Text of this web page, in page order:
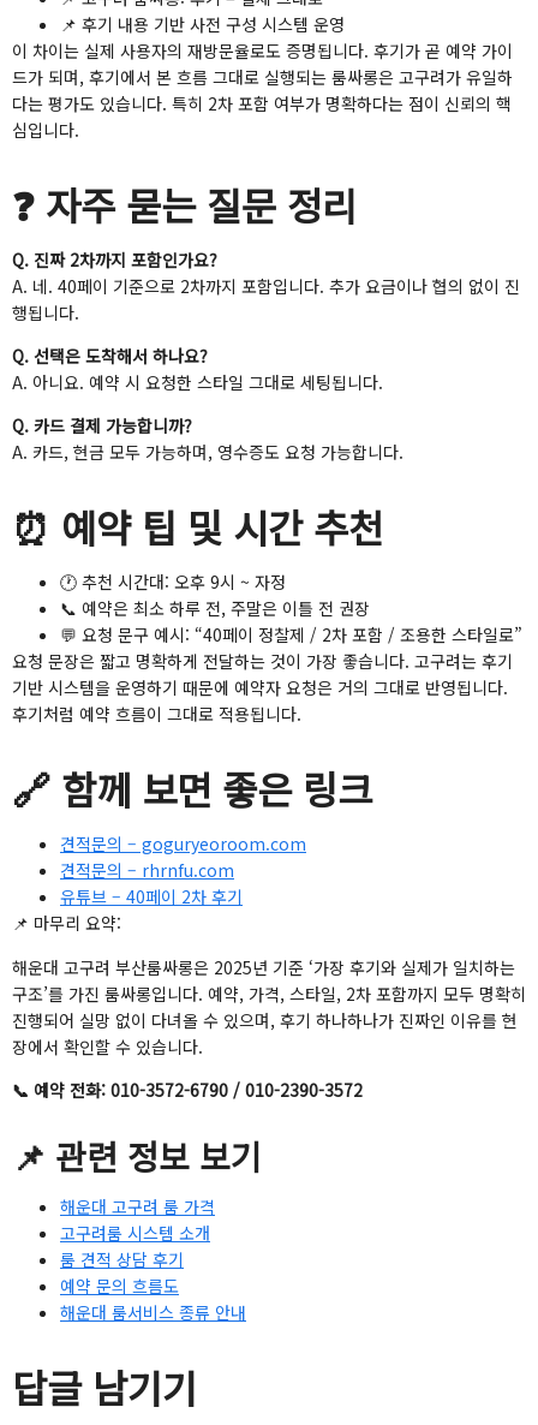
📌 후기 내용 기반 사전 구성 시스템 운영
이 차이는 실제 사용자의 재방문율로도 증명됩니다. 후기가 곧 예약 가이
드가 되며, 후기에서 본 흐름 그대로 실행되는 룸싸롱은 고구려가 유일하
다는 평가도 있습니다. 특히 2차 포함 여부가 명확하다는 점이 신뢰의 핵
심입니다.
❓ 자주 묻는 질문 정리
Q. 진짜 2차까지 포함인가요?
A. 네. 40페이 기준으로 2차까지 포함입니다. 추가 요금이나 협의 없이 진
행됩니다.
Q. 선택은 도착해서 하나요?
A. 아니요. 예약 시 요청한 스타일 그대로 세팅됩니다.
Q. 카드 결제 가능합니까?
A. 카드, 현금 모두 가능하며, 영수증도 요청 가능합니다.
⏰ 예약 팁 및 시간 추천
🕐 추천 시간대: 오후 9시 ~ 자정
📞 예약은 최소 하루 전, 주말은 이틀 전 권장
💬 요청 문구 예시: “40페이 정찰제 / 2차 포함 / 조용한 스타일로”
요청 문장은 짧고 명확하게 전달하는 것이 가장 좋습니다. 고구려는 후기
기반 시스템을 운영하기 때문에 예약자 요청은 거의 그대로 반영됩니다.
후기처럼 예약 흐름이 그대로 적용됩니다.
🔗 함께 보면 좋은 링크
견적문의 – goguryeoroom.com
견적문의 – rhrnfu.com
유튜브 – 40페이 2차 후기
📌 마무리 요약:
해운대 고구려 부산룸싸롱은 2025년 기준 ‘가장 후기와 실제가 일치하는
구조’를 가진 룸싸롱입니다. 예약, 가격, 스타일, 2차 포함까지 모두 명확히
진행되어 실망 없이 다녀올 수 있으며, 후기 하나하나가 진짜인 이유를 현
장에서 확인할 수 있습니다.
📞 예약 전화: 010-3572-6790 / 010-2390-3572
📌 관련 정보 보기
해운대 고구려 룸 가격
고구려룸 시스템 소개
룸 견적 상담 후기
예약 문의 흐름도
해운대 룸서비스 종류 안내
답글 남기기